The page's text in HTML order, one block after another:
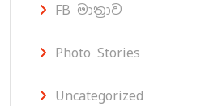
FB මාත්‍රාව
Photo Stories
Uncategorized